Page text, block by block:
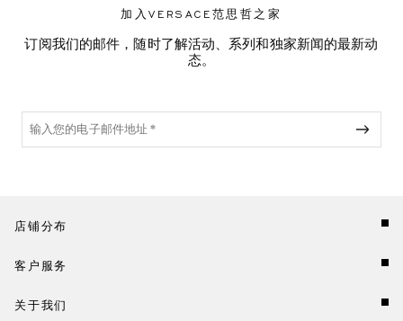
加入VERSACE范思哲之家
订阅我们的邮件，随时了解活动、系列和独家新闻的最新动
态。
店铺分布
客户服务
关于我们